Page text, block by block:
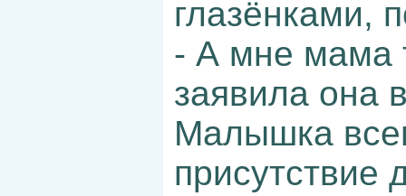
глазёнками,
- А мне мама
заявила она
Малышка
присутствие